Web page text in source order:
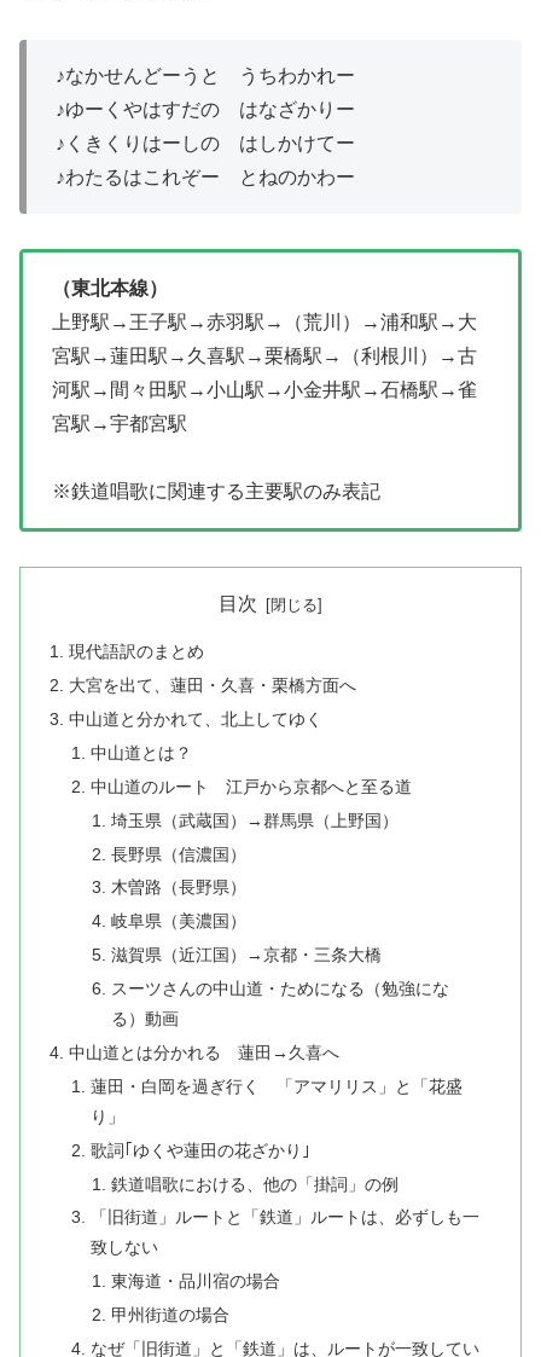
♪なかせんどーうと うちわかれー
♪ゆーくやはすだの はなざかりー
♪くきくりはーしの はしかけてー
♪わたるはこれぞー とねのかわー
（東北本線）
上野駅→王子駅→赤羽駅→（荒川）→浦和駅→大
宮駅→蓮田駅→久喜駅→栗橋駅→（利根川）→古
河駅→間々田駅→小山駅→小金井駅→石橋駅→雀
宮駅→宇都宮駅
※鉄道唱歌に関連する主要駅のみ表記
目次
現代語訳のまとめ
大宮を出て、蓮田・久喜・栗橋方面へ
中山道と分かれて、北上してゆく
中山道とは？
中山道のルート 江戸から京都へと至る道
埼玉県（武蔵国）→群馬県（上野国）
長野県（信濃国）
木曽路（長野県）
岐阜県（美濃国）
滋賀県（近江国）→京都・三条大橋
スーツさんの中山道・ためになる（勉強にな
る）動画
中山道とは分かれる 蓮田→久喜へ
蓮田・白岡を過ぎ行く 「アマリリス」と「花盛
り」
歌詞｢ゆくや蓮田の花ざかり｣
鉄道唱歌における、他の「掛詞」の例
「旧街道」ルートと「鉄道」ルートは、必ずしも一
致しない
東海道・品川宿の場合
甲州街道の場合
なぜ「旧街道」と「鉄道」は、ルートが一致してい